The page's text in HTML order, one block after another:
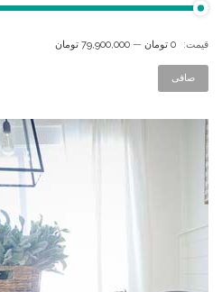
صافی
قيمت: 0 تومان — 79,900,000 تومان